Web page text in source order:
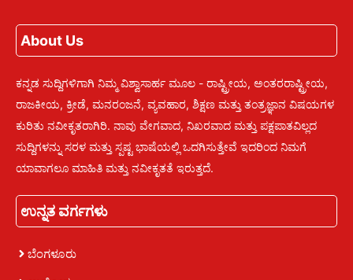
About Us
ಕನ್ನಡ ಸುದ್ದಿಗಳಿಗಾಗಿ ನಿಮ್ಮ ವಿಶ್ವಾಸಾರ್ಹ ಮೂಲ - ರಾಷ್ಟ್ರೀಯ, ಅಂತರರಾಷ್ಟ್ರೀಯ,
ರಾಜಕೀಯ, ಕ್ರೀಡೆ, ಮನರಂಜನೆ, ವ್ಯವಹಾರ, ಶಿಕ್ಷಣ ಮತ್ತು ತಂತ್ರಜ್ಞಾನ ವಿಷಯಗಳ
ಕುರಿತು ನವೀಕೃತರಾಗಿರಿ. ನಾವು ವೇಗವಾದ, ನಿಖರವಾದ ಮತ್ತು ಪಕ್ಷಪಾತವಿಲ್ಲದ
ಸುದ್ದಿಗಳನ್ನು ಸರಳ ಮತ್ತು ಸ್ಪಷ್ಟ ಭಾಷೆಯಲ್ಲಿ ಒದಗಿಸುತ್ತೇವೆ ಇದರಿಂದ ನಿಮಗೆ
ಯಾವಾಗಲೂ ಮಾಹಿತಿ ಮತ್ತು ನವೀಕೃತತೆ ಇರುತ್ತದೆ.
ಉನ್ನತ ವರ್ಗಗಳು
ಬೆಂಗಳೂರು